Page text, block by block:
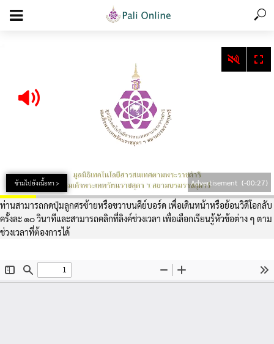
add_action('wp_footer', function () { echo '
ข้ามไปยังเนื้อหา > Advertisement (-00:26)
ท่านสามารถกดปุ่มลูกศรซ้ายหรือขวาบนคีย์บอร์ด เพื่อเดินหน้าหรือย้อนวิดีโอกลับ
ครั้งละ ๑๐ วินาทีและสามารถคลิกที่ลิงค์ช่วงเวลา เพื่อเลือกเรียนรู้หัวข้อต่าง ๆ ตาม
ช่วงเวลาที่ต้องการได้